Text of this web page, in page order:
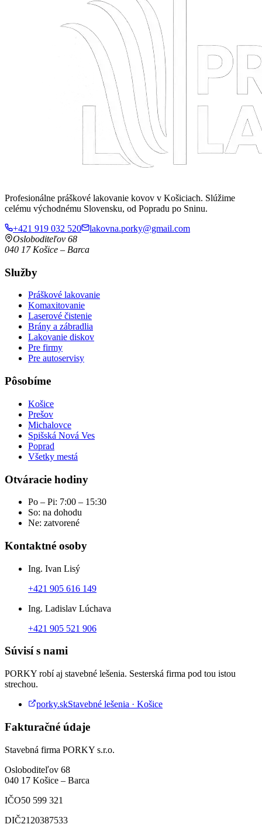
Profesionálne práškové lakovanie kovov v Košiciach. Slúžime
celému východnému Slovensku, od Popradu po Sninu.
+421 919 032 520
lakovna.porky@gmail.com
Osloboditeľov 68
040 17 Košice – Barca
Služby
Práškové lakovanie
Komaxitovanie
Laserové čistenie
Brány a zábradlia
Lakovanie diskov
Pre firmy
Pre autoservisy
Pôsobíme
Košice
Prešov
Michalovce
Spišská Nová Ves
Poprad
Všetky mestá
Otváracie hodiny
Po – Pi: 7:00 – 15:30
So: na dohodu
Ne: zatvorené
Kontaktné osoby
Ing. Ivan Lisý
+421 905 616 149
Ing. Ladislav Lúchava
+421 905 521 906
Súvisí s nami
PORKY robí aj stavebné lešenia. Sesterská firma pod tou istou
strechou.
porky.skStavebné lešenia · Košice
Fakturačné údaje
Stavebná firma PORKY s.r.o.
Osloboditeľov 68
040 17 Košice – Barca
IČO50 599 321
DIČ2120387533